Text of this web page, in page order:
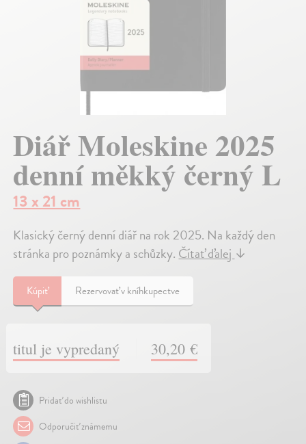
Diář Moleskine 2025
denní měkký černý L
13 x 21 cm
Klasický černý denní diář na rok 2025. Na každý den
stránka pro poznámky a schůzky.Čítať ďalej↓
Kúpiť Rezervovať v kníhkupectve
titul je vypredaný 30,20 €
Pridať do wishlistu
Odporučiť známemu